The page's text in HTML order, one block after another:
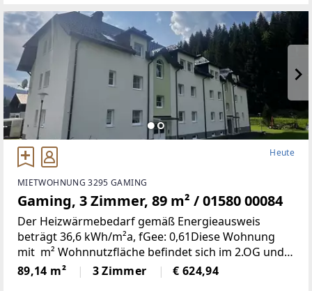
Heute
MIETWOHNUNG 3295 GAMING
Gaming, 3 Zimmer, 89 m² / 01580 00084
Der Heizwärmebedarf gemäß Energieausweis
beträgt 36,6 kWh/m²a, fGee: 0,61Diese Wohnung
mit m² Wohnnutzfläche befindet sich im 2.OG und
weist folgende Räumlichkeiten auf:Wohnzimmer,
zwei Schlafzimmer, Küche/Esszimmer, Bad, WC,
89,14 m² 3 Zimmer € 624,94